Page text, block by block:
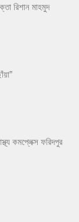
রিশান মাহমুদ
কমপ্লেক্স ফরিদপুর